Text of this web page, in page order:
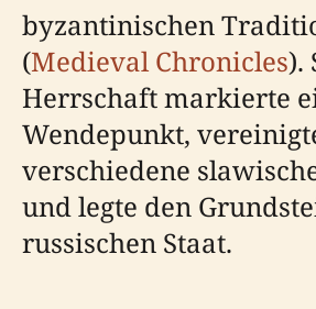
byzantinischen
(Medieval Chronicles).
Herrschaft markierte
Wendepunkt,
verschiedene
und legte den
russischen Staat.